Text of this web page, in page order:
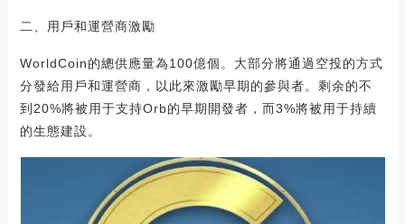
二、用戶和運營商激勵
WorldCoin的總供應量為100億個。大部分將通過空投的方式
分發給用戶和運營商，以此來激勵早期的參與者。剩余的不
到20%將被用于支持Orb的早期開發者，而3%將被用于持續
的生態建設。